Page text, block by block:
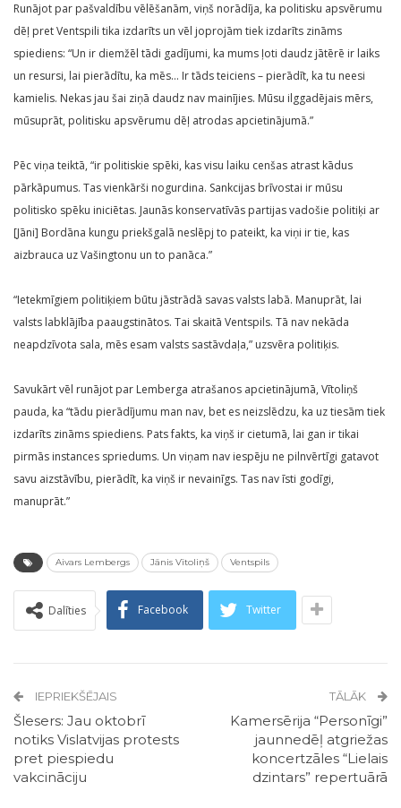
Runājot par pašvaldību vēlēšanām, viņš norādīja, ka politisku apsvērumu
dēļ pret Ventspili tika izdarīts un vēl joprojām tiek izdarīts zināms
spiediens: “Un ir diemžēl tādi gadījumi, ka mums ļoti daudz jātērē ir laiks
un resursi, lai pierādītu, ka mēs… Ir tāds teiciens – pierādīt, ka tu neesi
kamielis. Nekas jau šai ziņā daudz nav mainījies. Mūsu ilggadējais mērs,
mūsuprāt, politisku apsvērumu dēļ atrodas apcietinājumā.”
Pēc viņa teiktā, “ir politiskie spēki, kas visu laiku cenšas atrast kādus
pārkāpumus. Tas vienkārši nogurdina. Sankcijas brīvostai ir mūsu
politisko spēku iniciētas. Jaunās konservatīvās partijas vadošie politiķi ar
[Jāni] Bordāna kungu priekšgalā neslēpj to pateikt, ka viņi ir tie, kas
aizbrauca uz Vašingtonu un to panāca.”
“Ietekmīgiem politiķiem būtu jāstrādā savas valsts labā. Manuprāt, lai
valsts labklājība paaugstinātos. Tai skaitā Ventspils. Tā nav nekāda
neapdzīvota sala, mēs esam valsts sastāvdaļa,” uzsvēra politiķis.
Savukārt vēl runājot par Lemberga atrašanos apcietinājumā, Vītoliņš
pauda, ka “tādu pierādījumu man nav, bet es neizslēdzu, ka uz tiesām tiek
izdarīts zināms spiediens. Pats fakts, ka viņš ir cietumā, lai gan ir tikai
pirmās instances spriedums. Un viņam nav iespēju ne pilnvērtīgi gatavot
savu aizstāvību, pierādīt, ka viņš ir nevainīgs. Tas nav īsti godīgi,
manuprāt.”
Aivars Lembergs Jānis Vītoliņš Ventspils
Dalīties Facebook Twitter
IEPRIEKŠĒJAIS
Šlesers: Jau oktobrī
notiks Vislatvijas protests
pret piespiedu
vakcināciju
TĀLĀK
Kamersērija “Personīgi”
jaunnedēļ atgriežas
koncertzāles “Lielais
dzintars” repertuārā